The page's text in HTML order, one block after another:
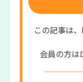
この記事は
会員の方は